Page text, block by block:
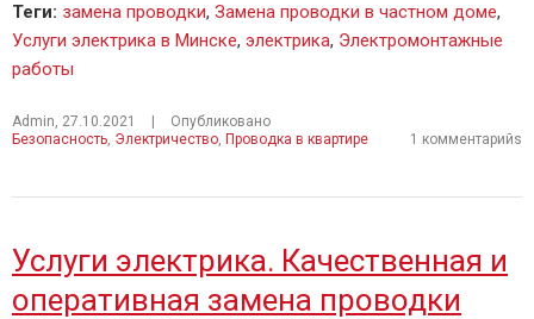
Теги: замена проводки, Замена проводки в частном доме,
Услуги электрика в Минске, электрика, Электромонтажные
работы
Admin, 27.10.2021
Опубликовано
Безопасность, Электричество, Проводка в квартире 1 комментарийs
Услуги электрика. Качественная и
оперативная замена проводки